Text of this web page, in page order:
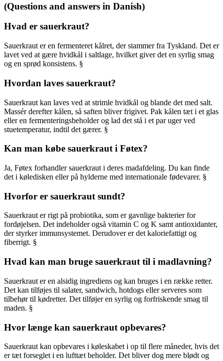
(Questions and answers in Danish)
Hvad er sauerkraut?
Sauerkraut er en fermenteret kålret, der stammer fra Tyskland. Det er
lavet ved at gære hvidkål i saltlage, hvilket giver det en syrlig smag
og en sprød konsistens. §
Hvordan laves sauerkraut?
Sauerkraut kan laves ved at strimle hvidkål og blande det med salt.
Massér derefter kålen, så saften bliver frigivet. Pak kålen tæt i et glas
eller en fermenteringsbeholder og lad det stå i et par uger ved
stuetemperatur, indtil det gærer. §
Kan man købe sauerkraut i Føtex?
Ja, Føtex forhandler sauerkraut i deres madafdeling. Du kan finde
det i køledisken eller på hylderne med internationale fødevarer. §
Hvorfor er sauerkraut sundt?
Sauerkraut er rigt på probiotika, som er gavnlige bakterier for
fordøjelsen. Det indeholder også vitamin C og K samt antioxidanter,
der styrker immunsystemet. Derudover er det kaloriefattigt og
fiberrigt. §
Hvad kan man bruge sauerkraut til i madlavning?
Sauerkraut er en alsidig ingrediens og kan bruges i en række retter.
Det kan tilføjes til salater, sandwich, hotdogs eller serveres som
tilbehør til kødretter. Det tilføjer en syrlig og forfriskende smag til
maden. §
Hvor længe kan sauerkraut opbevares?
Sauerkraut kan opbevares i køleskabet i op til flere måneder, hvis det
er tæt forseglet i en lufttæt beholder. Det bliver dog mere blødt og